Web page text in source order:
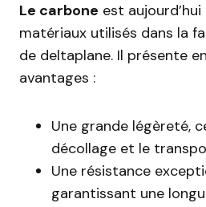
Le carbone est
matériaux utilisés dans la
de deltaplane. Il présente
avantages :
Une grande légèreté,
décollage et le
Une résistance
garantissant une